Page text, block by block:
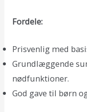
Fordele:
Prisvenlig med
Grundlæggende
nødfunktioner.
God gave til børn